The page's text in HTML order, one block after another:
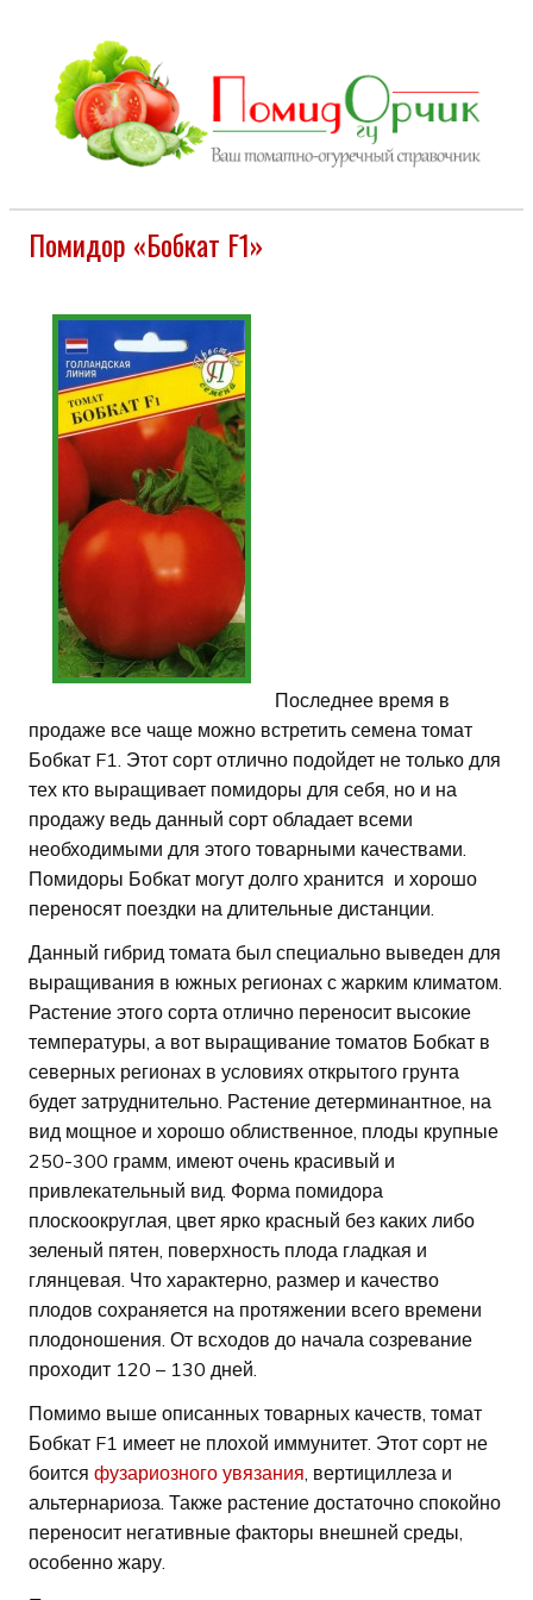
Помидор «Бобкат F1»
Последнее время в
продаже все чаще можно встретить семена томат
Бобкат F1. Этот сорт отлично подойдет не только для
тех кто выращивает помидоры для себя, но и на
продажу ведь данный сорт обладает всеми
необходимыми для этого товарными качествами.
Помидоры Бобкат могут долго хранится и хорошо
переносят поездки на длительные дистанции.
Данный гибрид томата был специально выведен для
выращивания в южных регионах с жарким климатом.
Растение этого сорта отлично переносит высокие
температуры, а вот выращивание томатов Бобкат в
северных регионах в условиях открытого грунта
будет затруднительно. Растение детерминантное, на
вид мощное и хорошо облиственное, плоды крупные
250-300 грамм, имеют очень красивый и
привлекательный вид. Форма помидора
плоскоокруглая, цвет ярко красный без каких либо
зеленый пятен, поверхность плода гладкая и
глянцевая. Что характерно, размер и качество
плодов сохраняется на протяжении всего времени
плодоношения. От всходов до начала созревание
проходит 120 – 130 дней.
Помимо выше описанных товарных качеств, томат
Бобкат F1 имеет не плохой иммунитет. Этот сорт не
боится фузариозного увязания, вертициллеза и
альтернариоза. Также растение достаточно спокойно
переносит негативные факторы внешней среды,
особенно жару.